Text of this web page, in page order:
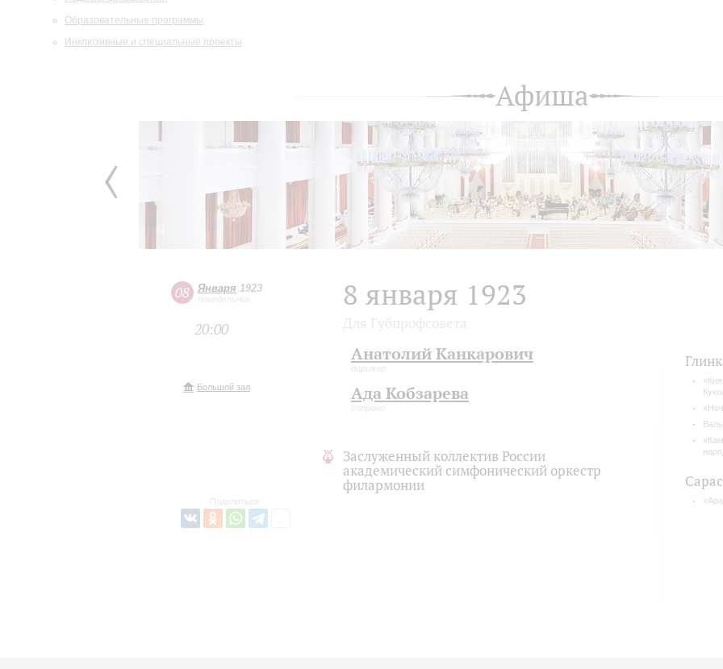
Образовательные программы
Инклюзивные и специальные проекты
Афиша
08 Января 1923
понедельник
20:00
Большой зал
Поделиться:
8 января 1923
Анатолий Канкарович
дирижер
Ада Кобзарева
сопрано
Заслуженный коллектив России
академический симфонический оркестр
филармонии